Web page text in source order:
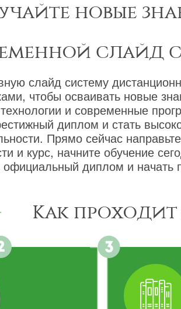
новые
слайд
слайд систему
чтобы осваивать новые
и современные
диплом и стать
Прямо сейчас
и курс, начните обучение
диплом и начать
Как проходит